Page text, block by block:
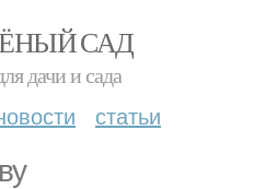
САД
дачи и сада
статьи